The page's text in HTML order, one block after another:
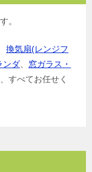
。
換気扇(レンジフ
ンダ
窓ガラス・
すべてお任せく